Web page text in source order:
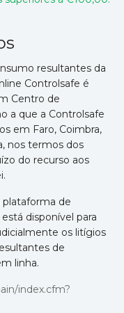
resultantes da
Controlsafe é
Centro de
a que a Controlsafe
em Faro, Coimbra,
nos termos dos
do recurso aos
de
disponível para
os litígios
de
linha.
index.cfm?